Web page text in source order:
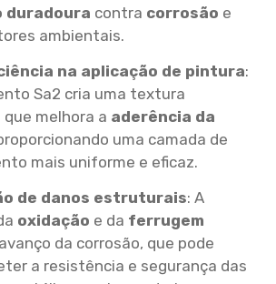
duradoura contra corrosão e
ambientais.
na aplicação de pintura:
Sa2 cria uma textura
melhora a aderência da
uma camada de
mais uniforme e eficaz.
de danos estruturais: A
oxidação e da ferrugem
da corrosão, que pode
a resistência e segurança das